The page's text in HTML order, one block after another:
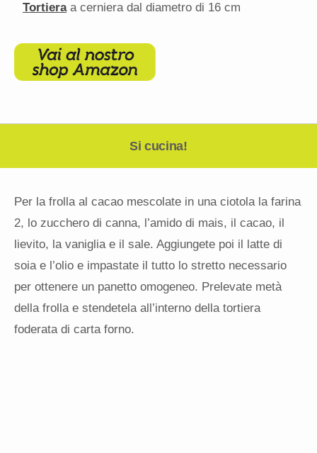
Tortieraa cerniera dal diametro di 16 cm
Si cucina!
Per la frolla al cacao mescolate in una ciotola la farina
2, lo zucchero di canna, l’amido di mais, il cacao, il
lievito, la vaniglia e il sale. Aggiungete poi il latte di
soia e l’olio e impastate il tutto lo stretto necessario
per ottenere un panetto omogeneo. Prelevate metà
della frolla e stendetela all’interno della tortiera
foderata di carta forno.